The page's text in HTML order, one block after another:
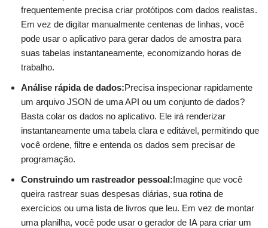
frequentemente precisa criar protótipos com dados realistas.
Em vez de digitar manualmente centenas de linhas, você
pode usar o aplicativo para gerar dados de amostra para
suas tabelas instantaneamente, economizando horas de
trabalho.
Análise rápida de dados:Precisa inspecionar rapidamente
um arquivo JSON de uma API ou um conjunto de dados?
Basta colar os dados no aplicativo. Ele irá renderizar
instantaneamente uma tabela clara e editável, permitindo que
você ordene, filtre e entenda os dados sem precisar de
programação.
Construindo um rastreador pessoal:Imagine que você
queira rastrear suas despesas diárias, sua rotina de
exercícios ou uma lista de livros que leu. Em vez de montar
uma planilha, você pode usar o gerador de IA para criar um